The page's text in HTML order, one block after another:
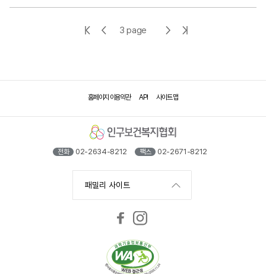
첫
지
이
이
지
3 page 다
이
지
마
이
홈페이지 이용약관 API 사이트 맵
전화 02-2634-8212 팩스 02-2671-8212
패밀리 사이트